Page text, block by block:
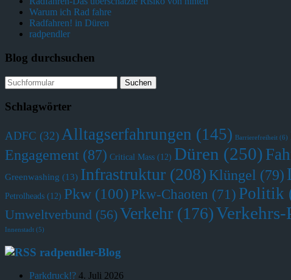
Warum ich Rad fahre
Radfahren! in Düren
radpendler
Blog durchsuchen
Schlagwörter
ADFC (32)Alltagserfahrungen (145) Barrierefreiheit (6)
Engagement (87) Critical Mass (12) Düren (250)
Greenwashing (13) Infrastruktur (208) Klüngel (79)
Petrolheads (12) Pkw (100) Pkw-Chaoten (71) Politik
Umweltverbund (56)Verkehr (176)
Innenstadt (5)
radpendler-Blog
Parkdruck!? 4. Juli 2026